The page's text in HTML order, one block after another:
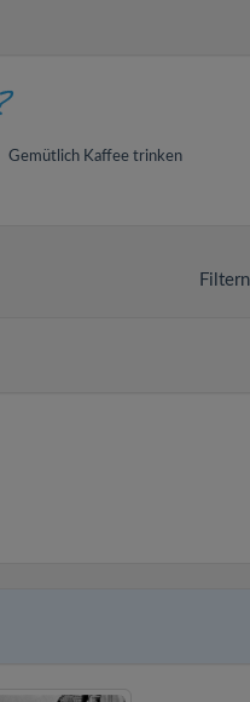
Gemütlich Kaffee trinken